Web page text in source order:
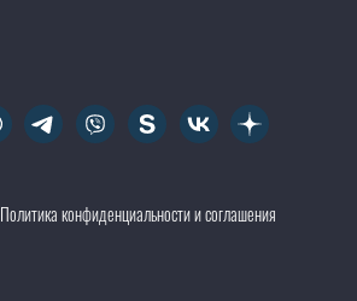
Политика конфиденциальности и соглашения